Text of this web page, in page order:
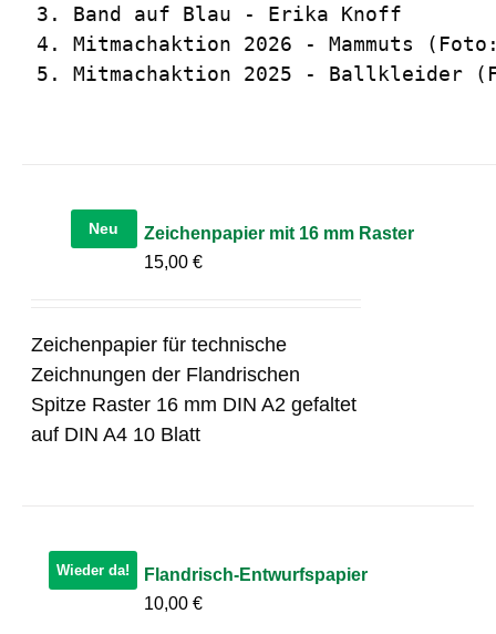
3. Band auf Blau - Erika Knoff
4. Mitmachaktion 2026 - Mammuts
5. Mitmachaktion 2025 - Ballkleider
Neu
Zeichenpapier mit 16 mm Raster
15,00€
Zeichenpapier für technische
Zeichnungen der Flandrischen
Spitze Raster 16 mm DIN A2 gefaltet
auf DIN A4 10 Blatt
Wieder da!
Flandrisch-Entwurfspapier
10,00€